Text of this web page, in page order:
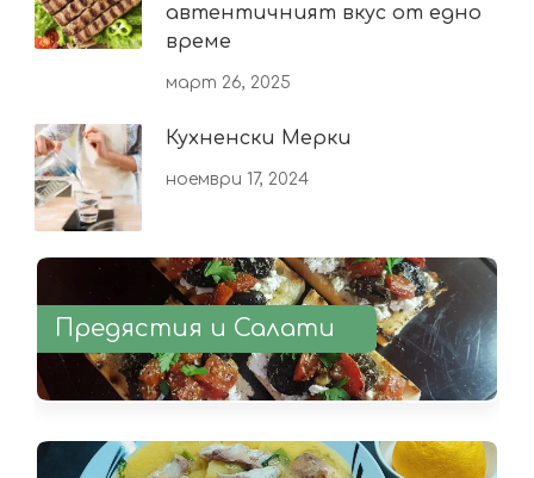
автентичният вкус от едно
време
март 26, 2025
Кухненски Мерки
ноември 17, 2024
Предястия и Салати